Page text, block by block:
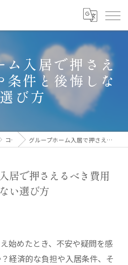
ム入居で押さえ
件と後悔しな
び方
コラム グループホーム入居で押さえるべき費用や条件と後悔しない選び方
居で押さえるべき費用
い選び方
始めたとき、不安や疑問を感
経済的な負担や入居条件、そ